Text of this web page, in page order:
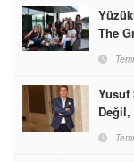
The
Yusuf
Değil,